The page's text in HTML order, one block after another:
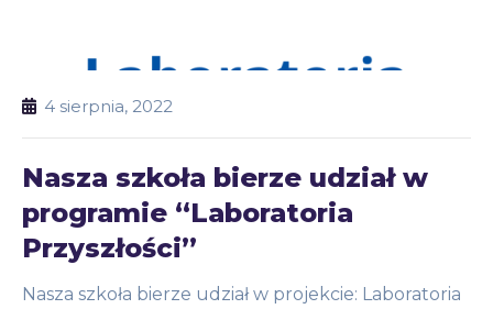
4 sierpnia, 2022
Nasza szkoła bierze udział w
programie “Laboratoria
Przyszłości”
Nasza szkoła bierze udział w projekcie: Laboratoria